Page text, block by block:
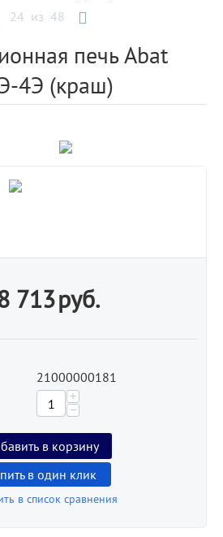
24 из 48
печь Abat
4Э (краш)
713руб.
21000000181
+
−
в корзину
в один клик
в список сравнения